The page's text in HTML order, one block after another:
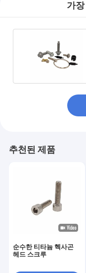
가
추천된 제품
순수한 티타늄 헥사곤
헤드 스크루